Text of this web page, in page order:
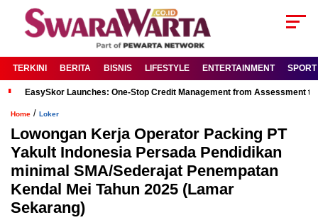
TERKINI BERITA BISNIS LIFESTYLE ENTERTAINMENT SPORT
EasySkor Launches: One-Stop Credit Management from Assessment
Home / Loker
Lowongan Kerja Operator Packing PT
Yakult Indonesia Persada Pendidikan
minimal SMA/Sederajat Penempatan
Kendal Mei Tahun 2025 (Lamar
Sekarang)